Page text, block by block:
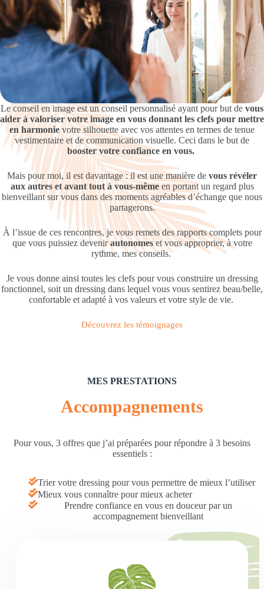
Le conseil en image est un conseil personnalisé ayant pour but de vous
aider à valoriser votre image en vous donnant les clefs pour mettre
en harmonievotre silhouette avec vos attentes en termes de tenue
vestimentaire et de communication visuelle. Ceci dans le but de
booster votre confiance en vous.
Mais pour moi, il est davantage : il est une manière de vous révéler
aux autres et avant tout à vous-mêmeen portant un regard plus
bienveillant sur vous dans des moments agréables d’échange que nous
partagerons.
À l’issue de ces rencontres, je vous remets des rapports complets pour
que vous puissiez devenirautonomeset vous approprier, à votre
rythme, mes conseils.
Je vous donne ainsi toutes les clefs pour vous construire un dressing
fonctionnel, soit un dressing dans lequel vous vous sentirez beau/belle,
confortable et adapté à vos valeurs et votre style de vie.
Découvrez les témoignages
MES PRESTATIONS
Accompagnements
Pour vous, 3 offres que j’ai préparées pour répondre à 3 besoins
essentiels :
Trier votre dressing pour vous permettre de mieux l’utiliser
Mieux vous connaître pour mieux acheter
Prendre confiance en vous en douceur par un
accompagnement bienveillant